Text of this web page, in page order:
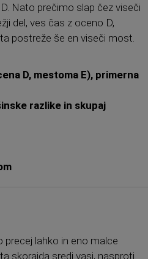
Nato prečimo slap čez viseči
del, ves čas z oceno D,
postreže še en viseči most.
D, mestoma E), primerna
razlike in skupaj
precej lahko in eno malce
skorajda sredi vasi, nasproti